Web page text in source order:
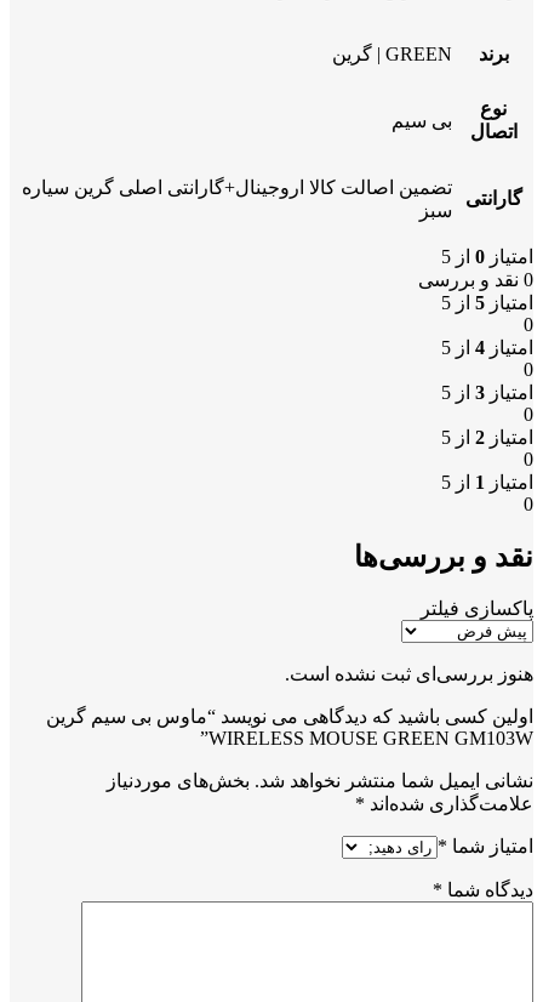
برند GREEN | گرین
نوع
اتصال
بی سیم
گارانتی
تضمین اصالت کالا اروجینال+گارانتی اصلی گرین سیاره
سبز
امتیاز 0 از 5
0 نقد و بررسی
امتیاز 5 از 5
0
امتیاز 4 از 5
0
امتیاز 3 از 5
0
امتیاز 2 از 5
0
امتیاز 1 از 5
0
نقد و بررسی‌ها
پاکسازی فیلتر
هنوز بررسی‌ای ثبت نشده است.
اولین کسی باشید که دیدگاهی می نویسد “ماوس بی سیم گرین
WIRELESS MOUSE GREEN GM103W”
نشانی ایمیل شما منتشر نخواهد شد. بخش‌های موردنیاز
علامت‌گذاری شده‌اند *
امتیاز شما *
دیدگاه شما *